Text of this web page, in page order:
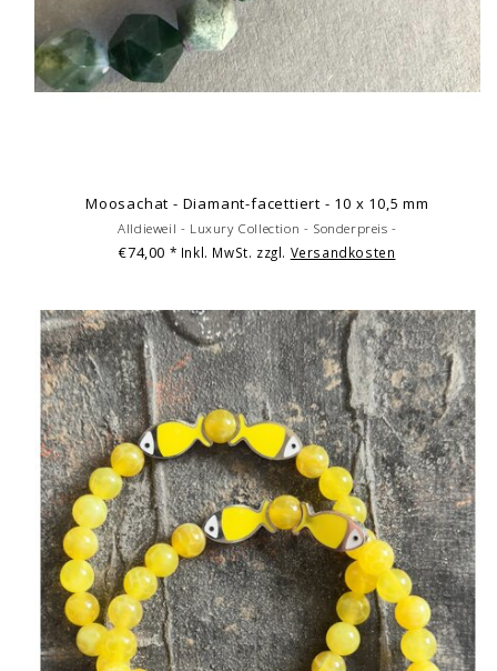
Moosachat - Diamant-facettiert - 10 x 10,5 mm
Alldieweil - Luxury Collection - Sonderpreis -
€74,00 * Inkl. MwSt. zzgl. Versandkosten